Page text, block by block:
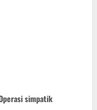
simpatik